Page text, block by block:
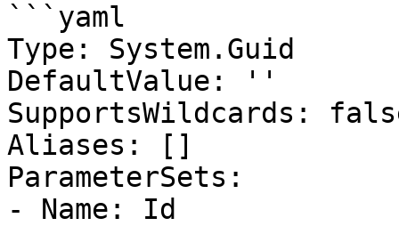
```yaml
Type: System.Guid
DefaultValue: ''
SupportsWildcards:
Aliases: []
ParameterSets:
- Name: Id